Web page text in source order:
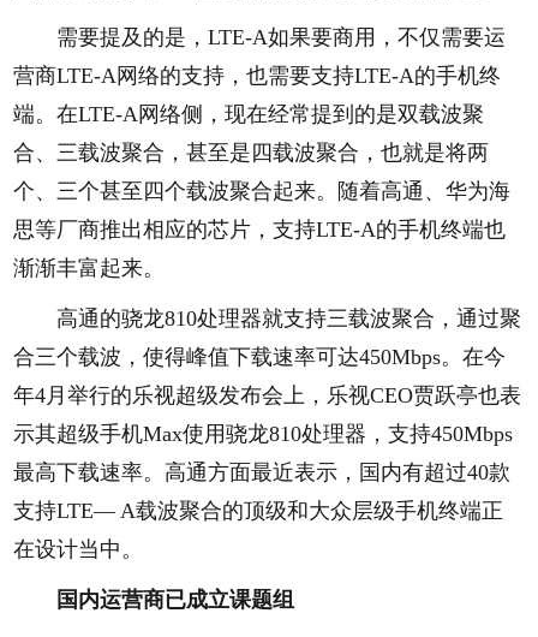
需要提及的是，LTE-A如果要商用，不仅需要运
营商LTE-A网络的支持，也需要支持LTE-A的手机终
端。在LTE-A网络侧，现在经常提到的是双载波聚
合、三载波聚合，甚至是四载波聚合，也就是将两
个、三个甚至四个载波聚合起来。随着高通、华为海
思等厂商推出相应的芯片，支持LTE-A的手机终端也
渐渐丰富起来。
高通的骁龙810处理器就支持三载波聚合，通过聚
合三个载波，使得峰值下载速率可达450Mbps。在今
年4月举行的乐视超级发布会上，乐视CEO贾跃亭也表
示其超级手机Max使用骁龙810处理器，支持450Mbps
最高下载速率。高通方面最近表示，国内有超过40款
支持LTE— A载波聚合的顶级和大众层级手机终端正
在设计当中。
国内运营商已成立课题组